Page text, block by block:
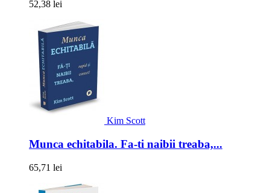
52,38 lei
Kim Scott
Munca echitabila. Fa-ti naibii treaba,...
65,71 lei